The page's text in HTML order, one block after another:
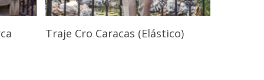
Seleccionar Opciones
Traje Cro Caracas (Elástico)